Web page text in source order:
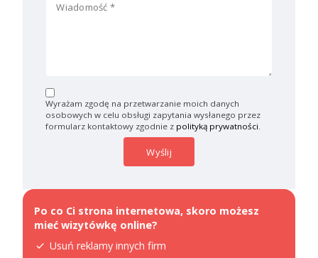
Wyrażam zgodę na przetwarzanie moich danych
osobowych w celu obsługi zapytania wysłanego przez
formularz kontaktowy zgodnie z polityką prywatności.
Po co Ci strona internetowa, skoro możesz
mieć wizytówkę online?
Usuń reklamy innych firm